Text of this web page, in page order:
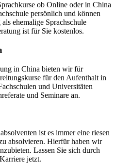
ob Online oder in China
persönlich und können
ehemalige Sprachschule
ist für Sie kostenlos.
in China bieten wir für
für den Aufenthalt in
und Universitäten
und Seminare an.
ist es immer eine riesen
absolvieren. Hierfür haben wir
Lassen Sie sich durch
jetzt.